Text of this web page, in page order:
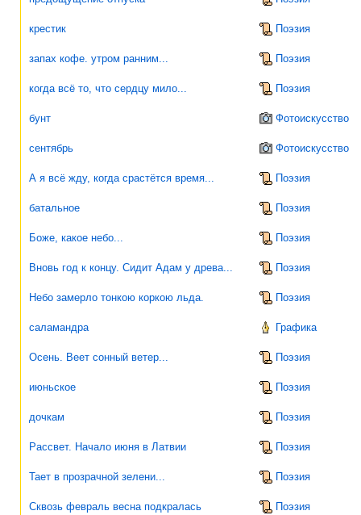
крестик Поэзия
запах кофе. утром ранним... Поэзия
когда всё то, что сердцу мило... Поэзия
бунт Фотоискусство
сентябрь Фотоискусство
А я всё жду, когда срастётся время... Поэзия
батальное Поэзия
Боже, какое небо... Поэзия
Вновь год к концу. Сидит Адам у древа... Поэзия
Небо замерло тонкою коркою льда. Поэзия
саламандра Графика
Осень. Веет сонный ветер... Поэзия
июньское Поэзия
дочкам Поэзия
Рассвет. Начало июня в Латвии Поэзия
Тает в прозрачной зелени... Поэзия
Сквозь февраль весна подкралась Поэзия